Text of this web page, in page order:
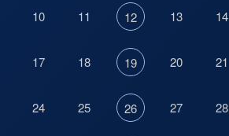
10 11 12 13 14
17 18 19 20 21
24 25 26 27 28